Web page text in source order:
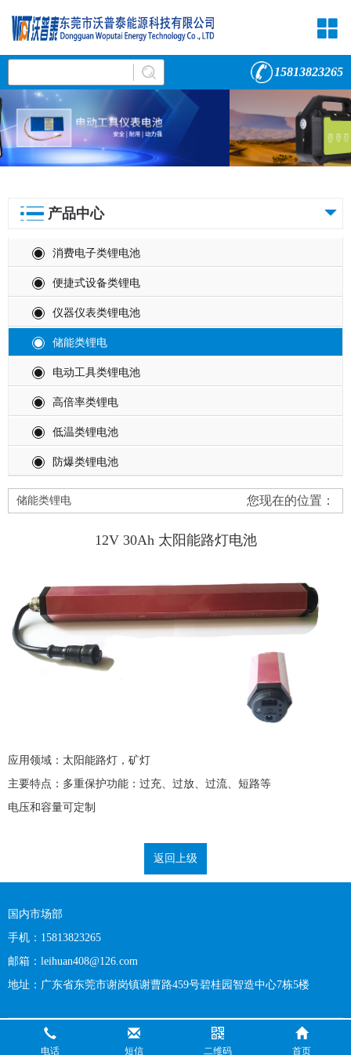
15813823265
产品中心
消费电子类锂电池
便捷式设备类锂电
仪器仪表类锂电池
储能类锂电
电动工具类锂电池
高倍率类锂电
低温类锂电池
防爆类锂电池
储能类锂电 您现在的位置：
12V 30Ah 太阳能路灯电池
应用领域：太阳能路灯，矿灯
主要特点：多重保护功能：过充、过放、过流、短路等
电压和容量可定制
返回上级
国内市场部
手机：15813823265
邮箱：leihuan408@126.com
地址：广东省东莞市谢岗镇谢曹路459号碧桂园智造中心7栋5楼
电话 短信 二维码 首页